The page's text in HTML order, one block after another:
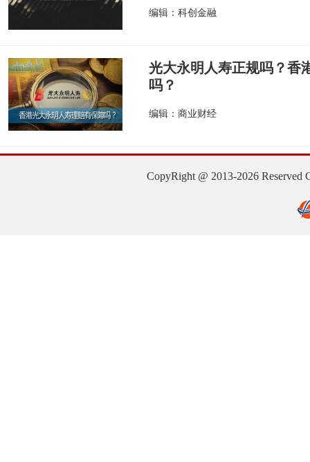
编辑：科创金融
光大永明人寿正规吗？香
吗？
编辑：商业财经
CopyRight @ 2013-2026